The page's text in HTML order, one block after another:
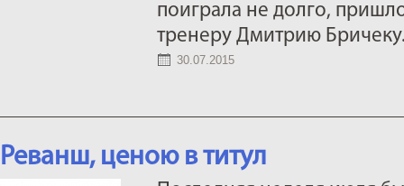
поиграла не долго,
тренеру Дмитрию
30.07.2015
Реванш, ценою в титул